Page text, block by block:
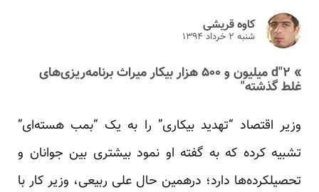
کاوه قریشی
شنبه ۲ خرداد ۱۳۹۴
» d"۲ میلیون و ۵۰۰ هزار بیکار میراث برنامه‌ریزی‌های
غلط گذشته"
وزیر اقتصاد “تهدید بیکاری” را به یک “بمب هسته‌ای”
تشبیه کرده که به گفته او نمود بیشتری بین جوانان و
تحصیلکرده‌ها دارد؛ درهمین حال علی ربیعی، وزیر کار با